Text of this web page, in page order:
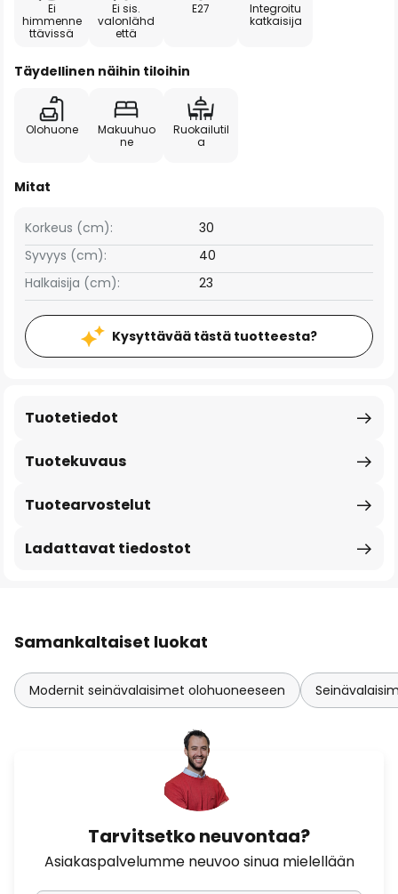
Ei
himmenne
ttävissä
Ei sis.
valonlähd
että
E27
Integroitu
katkaisija
Täydellinen näihin tiloihin
Olohuone
Makuuhuo
ne
Ruokailutil
a
Mitat
Korkeus (cm):
30
Syvyys (cm):
40
Halkaisija (cm):
23
Kysyttävää tästä tuotteesta?
Tuotekuvaus
Tuotetiedot
Tuotearvostelut
Ladattavat tiedostot
Samankaltaiset luokat
Modernit seinävalaisimet olohuoneeseen
Tarvitsetko neuvontaa?
Asiakaspalvelumme neuvoo sinua mielellään